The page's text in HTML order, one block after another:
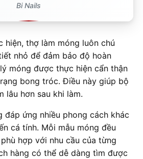
Bi Nails
hiện, thợ làm móng luôn chú
nhỏ để đảm bảo độ hoàn
móng được thực hiện cẩn thận
bong tróc. Điều này giúp bộ
lâu hơn sau khi làm.
đáp ứng nhiều phong cách khác
cá tính. Mỗi mẫu móng đều
hợp với nhu cầu của từng
hàng có thể dễ dàng tìm được